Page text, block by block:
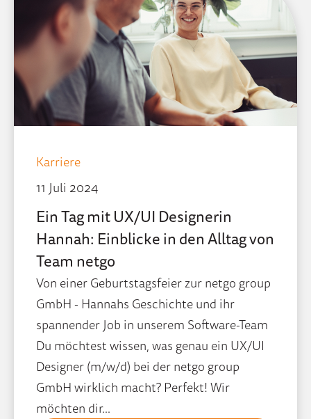
Karriere
11 Juli 2024
Ein Tag mit UX/UI Designerin
Hannah: Einblicke in den Alltag von
Team netgo
Von einer Geburtstagsfeier zur netgo group
GmbH - Hannahs Geschichte und ihr
spannender Job in unserem Software-Team
Du möchtest wissen, was genau ein UX/UI
Designer (m/w/d) bei der netgo group
GmbH wirklich macht? Perfekt! Wir
möchten dir...